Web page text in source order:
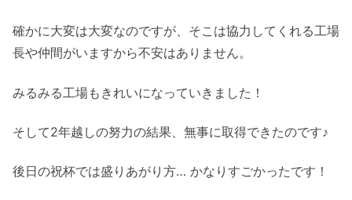
確かに大変は大変なのですが、そこは協力してくれる工場
長や仲間がいますから不安はありません。
みるみる工場もきれいになっていきました！
そして2年越しの努力の結果、無事に取得できたのです♪
後日の祝杯では盛りあがり方… かなりすごかったです！